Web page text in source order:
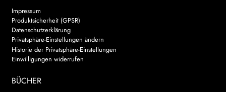
Impressum
Produktsicherheit (GPSR)
Datenschutzerklärung
Privatsphäre-Einstellungen ändern
Historie der Privatsphäre-Einstellungen
Einwilligungen widerrufen
BÜCHER